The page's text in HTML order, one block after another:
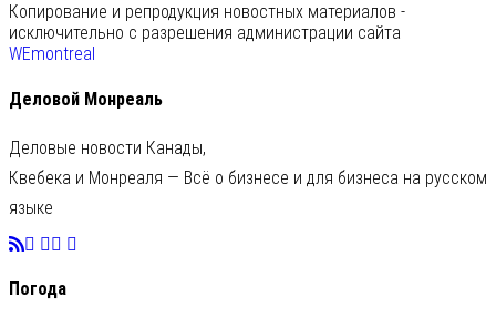
Копирование и репродукция новостных материалов -
исключительно с разрешения администрации сайта
WEmontreal
Деловой Монреаль
Деловые новости Канады,
Квебека и Монреаля — Всё о бизнесе и для бизнеса на русском
языке
Погода